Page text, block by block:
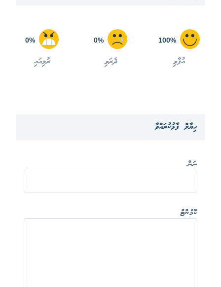
100%
އުފާވި
0%
ދެރަވި
0%
ރުޅިއައި
ހިޔާލް ފާޅުކުރައްވާ
ނަން
ކޮމެންޓް